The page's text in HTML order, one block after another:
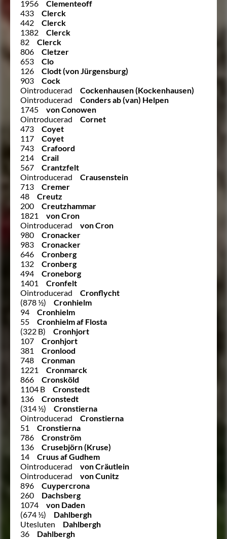
1956
Clementeoff
433
Clerck
442
Clerck
1382
Clerck
82
Clerck
806
Cletzer
653
Clo
126
Clodt (von Jürgensburg)
903
Cock
Ointroducerad
Cockenhausen (Kockenhausen)
Ointroducerad
Conders ab (van) Helpen
1745
von Conowen
Ointroducerad
Cornet
473
Coyet
117
Coyet
743
Crafoord
214
Crail
567
Crantzfelt
Ointroducerad
Crausenstein
713
Cremer
48
Creutz
200
Creutzhammar
1821
von Cron
Ointroducerad
von Cron
980
Cronacker
983
Cronacker
646
Cronberg
132
Cronberg
494
Croneborg
1401
Cronfelt
Ointroducerad
Cronflycht
(878 ½)
Cronhielm
94
Cronhielm
55
Cronhielm af Flosta
(322 B)
Cronhjort
107
Cronhjort
381
Cronlood
748
Cronman
1221
Cronmarck
866
Cronsköld
1104 B
Cronstedt
136
Cronstedt
(314 ½)
Cronstierna
Ointroducerad
Cronstierna
51
Cronstierna
786
Cronström
136
Crusebjörn (Kruse)
14
Cruus af Gudhem
Ointroducerad
von Cräutlein
Ointroducerad
von Cunitz
896
Cuypercrona
260
Dachsberg
1074
von Daden
(674 ½)
Dahlbergh
Utesluten
Dahlbergh
36
Dahlbergh